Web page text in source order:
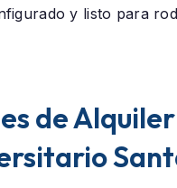
y listo para
de